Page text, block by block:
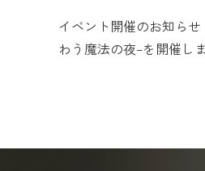
イベント開催のお知らせ
わう魔法の夜–を開催しま